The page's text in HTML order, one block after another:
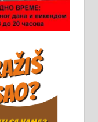
рад на
у
од